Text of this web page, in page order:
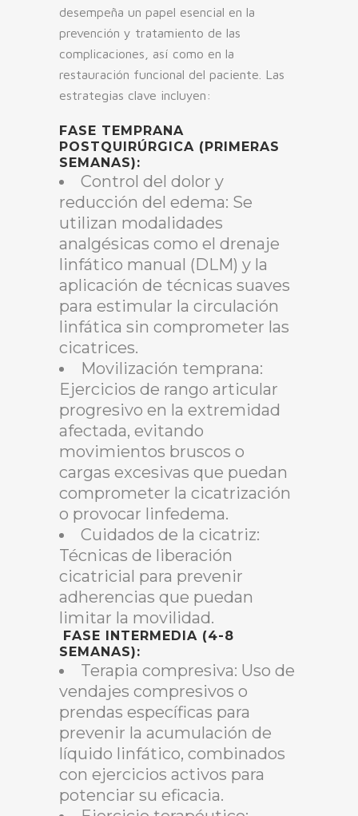
desempeña un papel esencial en la
prevención y tratamiento de las
complicaciones, así como en la
restauración funcional del paciente. Las
estrategias clave incluyen:
FASE TEMPRANA
POSTQUIRÚRGICA (PRIMERAS
SEMANAS):
Control del dolor y
reducción del edema: Se
utilizan modalidades
analgésicas como el drenaje
linfático manual (DLM) y la
aplicación de técnicas suaves
para estimular la circulación
linfática sin comprometer las
cicatrices.
Movilización temprana:
Ejercicios de rango articular
progresivo en la extremidad
afectada, evitando
movimientos bruscos o
cargas excesivas que puedan
comprometer la cicatrización
o provocar linfedema.
Cuidados de la cicatriz:
Técnicas de liberación
cicatricial para prevenir
adherencias que puedan
limitar la movilidad.
FASE INTERMEDIA (4-8
SEMANAS):
Terapia compresiva: Uso de
vendajes compresivos o
prendas específicas para
prevenir la acumulación de
líquido linfático, combinados
con ejercicios activos para
potenciar su eficacia.